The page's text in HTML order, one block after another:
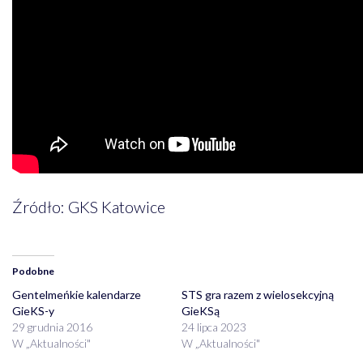
Źródło: GKS Katowice
Podobne
Gentelmeńkie kalendarze
GieKS-y
29 grudnia 2016
W „Aktualności"
STS gra razem z wielosekcyjną
GieKSą
24 lipca 2023
W „Aktualności"